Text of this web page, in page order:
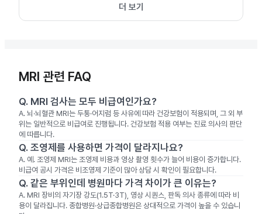
더 보기
MRI 관련 FAQ
Q. MRI 검사는 모두 비급여인가요?
A. 뇌·뇌혈관 MRI는 두통·어지럼 등 사유에 따라 건강보험이 적용되며, 그 외 부
위는 일반적으로 비급여로 진행됩니다. 건강보험 적용 여부는 진료 의사의 판단
에 따릅니다.
Q. 조영제를 사용하면 가격이 달라지나요?
A. 예. 조영제 MRI는 조영제 비용과 영상 촬영 횟수가 늘어 비용이 증가합니다.
비급여 공시 가격은 비조영제 기준이 많아 상담 시 확인이 필요합니다.
Q. 같은 부위인데 병원마다 가격 차이가 큰 이유는?
A. MRI 장비의 자기장 강도(1.5T·3T), 영상 시퀀스, 판독 의사 종류에 따라 비
용이 달라집니다. 종합병원·상급종합병원은 상대적으로 가격이 높을 수 있습니